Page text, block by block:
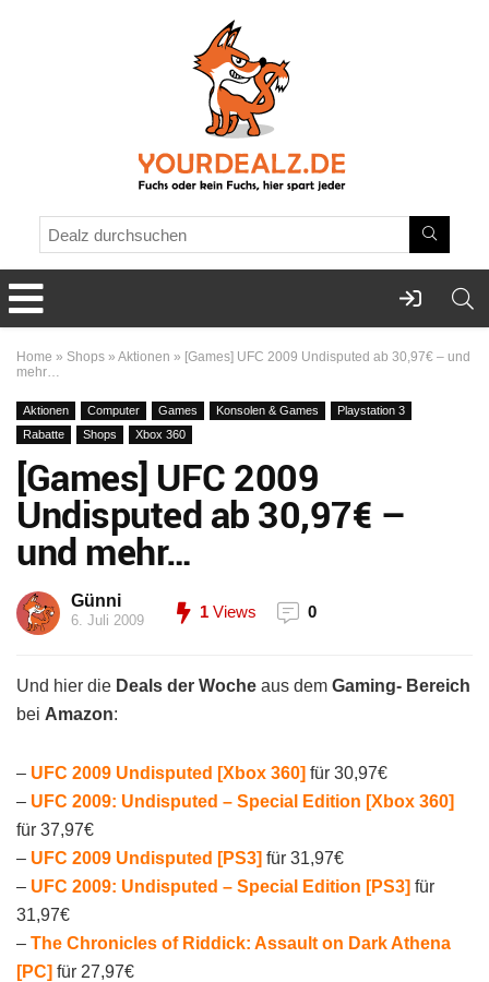
Home » Shops » Aktionen » [Games] UFC 2009 Undisputed ab 30,97€ – und
mehr…
Aktionen Computer Games Konsolen & Games
Playstation 3
Rabatte
Shops Xbox 360
[Games] UFC 2009
Undisputed ab 30,97€ –
und mehr…
Günni
6. Juli 2009 1 Views 0
Und hier die Deals der Woche aus dem Gaming- Bereich
bei Amazon:
– UFC 2009 Undisputed [Xbox 360] für 30,97€
– UFC 2009: Undisputed – Special Edition [Xbox 360]
für 37,97€
– UFC 2009 Undisputed [PS3] für 31,97€
– UFC 2009: Undisputed – Special Edition [PS3] für
31,97€
– The Chronicles of Riddick: Assault on Dark Athena
[PC] für 27,97€